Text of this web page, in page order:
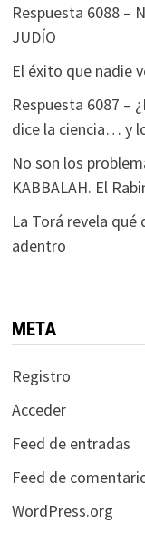
Respuesta 6088 –
JUDÍO
El éxito que nadie
Respuesta 6087 –
dice la ciencia… y
No son los
KABBALAH. El
La Torá revela
adentro
META
Registro
Acceder
Feed de entradas
Feed de
WordPress.org